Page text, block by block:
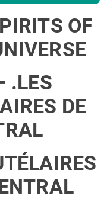
OF
.LES
DE